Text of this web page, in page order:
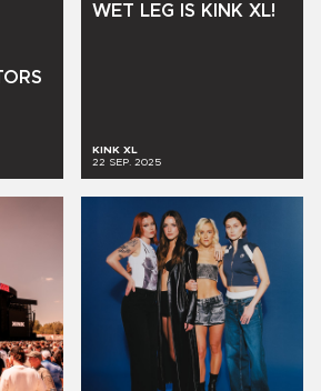
WET LEG IS KINK XL!
KINK XL
22 SEP. 2025